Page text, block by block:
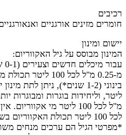
רכיבים
חומרים מזינים אורגניים
יישום ומינון
המינון מבוסס על גיל האקווריום:
מ-0.25 מ"ל לכל 100
לכל 100 ליטר תכולת האקווריום בשום פנים ואופן.
‏*מפרטי הגיל הם ערכים מנחים